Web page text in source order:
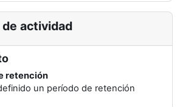
actividad
retención
un período de retención